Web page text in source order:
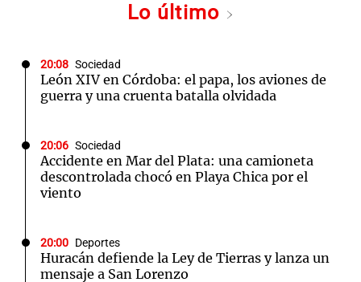
Lo último
20:08 Sociedad
León XIV en Córdoba: el papa, los aviones de
guerra y una cruenta batalla olvidada
20:06 Sociedad
Accidente en Mar del Plata: una camioneta
descontrolada chocó en Playa Chica por el
viento
20:00 Deportes
Huracán defiende la Ley de Tierras y lanza un
mensaje a San Lorenzo